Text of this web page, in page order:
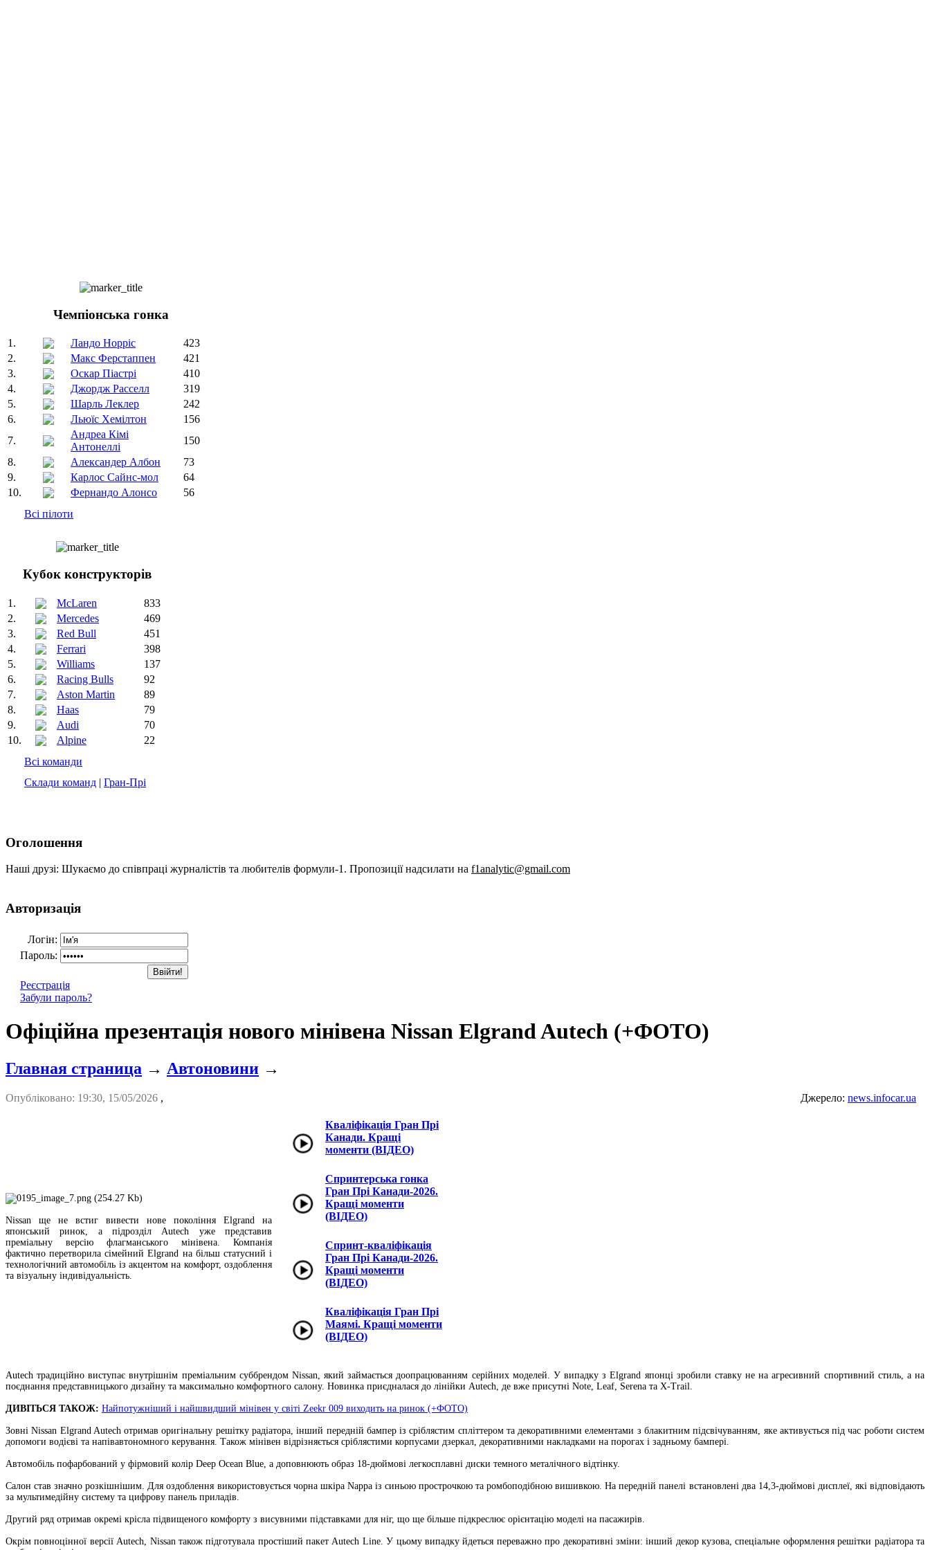
Чемпіонська гонка
1. Ландо Норріс
423
2.
Макс Ферстаппен
421
3.
Оскар Піастрі
410
4.
Джордж Расселл
319
5.
Шарль Леклер
242
6.
Льюїс Хемілтон
156
7.
Андреа Кімі
Антонеллі
150
8.
Александер Албон
73
9.
Карлос Сайнс-мол
64
10.
Фернандо Алонсо
56
Всі пілоти
Кубок конструкторів
1. McLaren
833
2.
Mercedes
469
3.
Red Bull
451
4.
Ferrari
398
5.
Williams
137
6.
Racing Bulls
92
7.
Aston Martin
89
8.
Haas
79
9.
Audi
70
10.
Alpine
22
Всі команди
Склади команд | Гран-Прі
Оголошення
Наші друзі: Шукаємо до співпраці журналістів та любителів формули-1. Пропозиції надсилати на f1analytic@gmail.com
Авторизація
Логін:
Пароль:
Реєстрація
Забули пароль?
Офіційна презентація нового мінівена Nissan Elgrand Autech (+ФОТО)
Главная страница → Автоновини →
Опубліковано: 19:30, 15/05/2026 , Джерело: news.infocar.ua
Nissan ще не встиг вивести нове покоління Elgrand на
японський ринок, а підрозділ Autech уже представив
преміальну версію флагманського мінівена. Компанія
фактично перетворила сімейний Elgrand на більш статусний і
технологічний автомобіль із акцентом на комфорт, оздоблення
та візуальну індивідуальність.
Кваліфікація Гран Прі
Канади. Кращі
моменти (ВІДЕО)
Спринтерська гонка
Гран Прі Канади-2026.
Кращі моменти
(ВІДЕО)
Спринт-кваліфікація
Гран Прі Канади-2026.
Кращі моменти
(ВІДЕО)
Кваліфікація Гран Прі
Маямі. Кращі моменти
(ВІДЕО)
Autech традиційно виступає внутрішнім преміальним суббрендом Nissan, який займається доопрацюванням серійних моделей. У випадку з Elgrand японці зробили ставку не на агресивний спортивний стиль, а на
поєднання представницького дизайну та максимально комфортного салону. Новинка приєдналася до лінійки Autech, де вже присутні Note, Leaf, Serena та X-Trail.
ДИВІТЬСЯ ТАКОЖ: Найпотужніший і найшвидший мінівен у світі Zeekr 009 виходить на ринок (+ФОТО)
Зовні Nissan Elgrand Autech отримав оригінальну решітку радіатора, інший передній бампер із сріблястим спліттером та декоративними елементами з блакитним підсвічуванням, яке активується під час роботи систем
допомоги водієві та напівавтономного керування. Також мінівен відрізняється сріблястими корпусами дзеркал, декоративними накладками на порогах і задньому бампері.
Автомобіль пофарбований у фірмовий колір Deep Ocean Blue, а доповнюють образ 18-дюймові легкосплавні диски темного металічного відтінку.
Салон став значно розкішнішим. Для оздоблення використовується чорна шкіра Nappa із синьою прострочкою та ромбоподібною вишивкою. На передній панелі встановлені два 14,3-дюймові дисплеї, які відповідають
за мультимедійну систему та цифрову панель приладів.
Другий ряд отримав окремі крісла підвищеного комфорту з висувними підставками для ніг, що ще більше підкреслює орієнтацію моделі на пасажирів.
Окрім повноцінної версії Autech, Nissan також підготувала простіший пакет Autech Line. У цьому випадку йдеться переважно про декоративні зміни: інший декор кузова, спеціальне оформлення решітки радіатора та